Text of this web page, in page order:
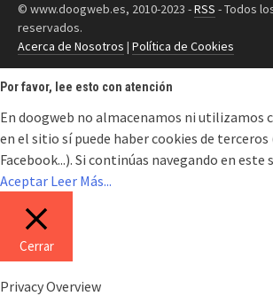
© www.doogweb.es, 2010-2023 -RSS - Todos
reservados.
Acerca de Nosotros | Política de Cookies
Por favor, lee esto con atención
En doogweb no almacenamos ni utilizamos
en el sitio sí puede haber cookies de terceros
Facebook...). Si continúas navegando en este
Aceptar Leer Más...
Cerrar
Privacy Overview